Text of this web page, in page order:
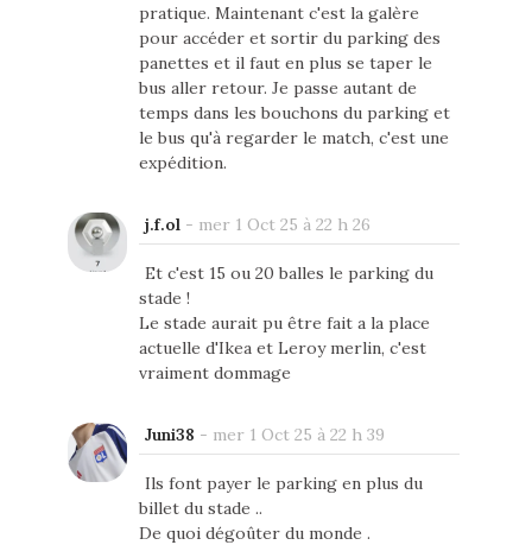
pratique. Maintenant c'est la galère
pour accéder et sortir du parking des
panettes et il faut en plus se taper le
bus aller retour. Je passe autant de
temps dans les bouchons du parking et
le bus qu'à regarder le match, c'est une
expédition.
j.f.ol - mer 1 Oct 25 à 22 h 26
Et c'est 15 ou 20 balles le parking du
stade !
Le stade aurait pu être fait a la place
actuelle d'Ikea et Leroy merlin, c'est
vraiment dommage
Juni38 - mer 1 Oct 25 à 22 h 39
Ils font payer le parking en plus du
billet du stade ..
De quoi dégoûter du monde .